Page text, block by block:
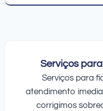
Serviços
Serviços para
atendimento
corrigimos